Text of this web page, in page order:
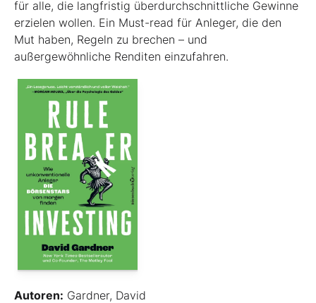
für alle, die langfristig überdurchschnittliche Gewinne
erzielen wollen. Ein Must-read für Anleger, die den
Mut haben, Regeln zu brechen – und
außergewöhnliche Renditen einzufahren.
Autoren: Gardner, David